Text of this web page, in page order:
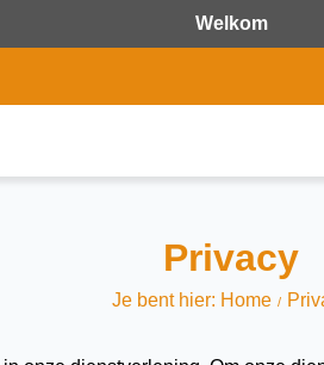
Welkom
Privacy
Je bent hier: Home